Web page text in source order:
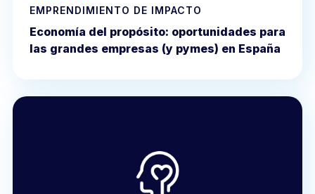
EMPRENDIMIENTO DE IMPACTO
Economía del propósito: oportunidades para
las grandes empresas (y pymes) en España